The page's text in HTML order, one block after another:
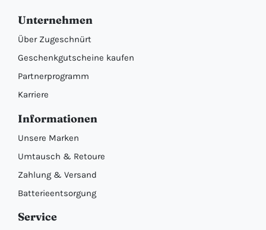
Unternehmen
Über Zugeschnürt
Geschenkgutscheine kaufen
Partnerprogramm
Karriere
Informationen
Unsere Marken
Umtausch & Retoure
Zahlung & Versand
Batterieentsorgung
Service